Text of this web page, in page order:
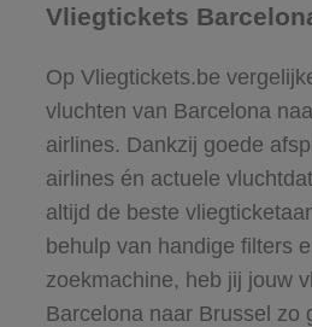
Vliegtickets
Op Vliegtickets.be
vluchten van Barcelona
airlines. Dankzij goede
airlines én actuele
altijd de beste
behulp van handige filters
zoekmachine, heb jij jouw
Barcelona naar Brussel zo